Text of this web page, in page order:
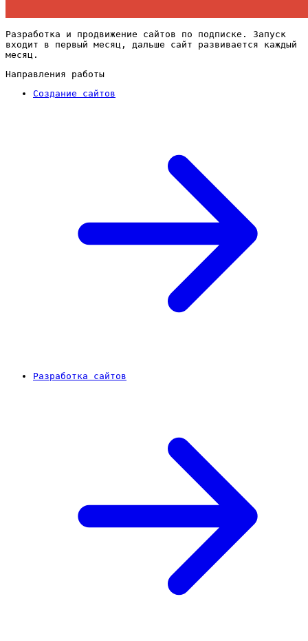
Разработка и продвижение сайтов по подписке. Запуск
входит в первый месяц, дальше сайт развивается каждый
месяц.
Направления работы
Создание сайтов
Разработка сайтов